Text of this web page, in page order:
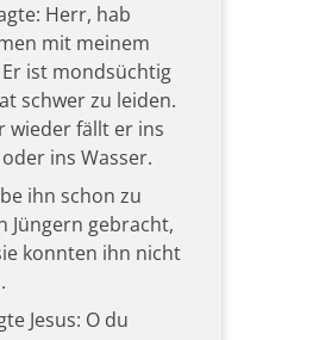
Herr, hab
mit meinem
ist mondsüchtig
schwer zu leiden.
wieder fällt er ins
ins Wasser.
ihn schon zu
Jüngern gebracht,
konnten ihn nicht
Jesus: O du